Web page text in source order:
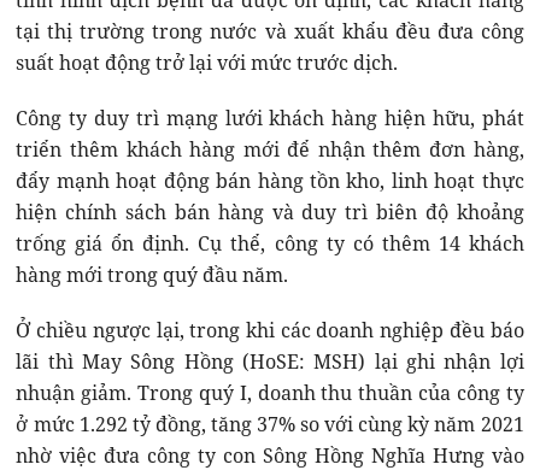
tại thị trường trong nước và xuất khẩu đều đưa công
suất hoạt động trở lại với mức trước dịch.
Công ty duy trì mạng lưới khách hàng hiện hữu, phát
triển thêm khách hàng mới để nhận thêm đơn hàng,
đẩy mạnh hoạt động bán hàng tồn kho, linh hoạt thực
hiện chính sách bán hàng và duy trì biên độ khoảng
trống giá ổn định. Cụ thể, công ty có thêm 14 khách
hàng mới trong quý đầu năm.
Ở chiều ngược lại, trong khi các doanh nghiệp đều báo
lãi thì May Sông Hồng (HoSE: MSH) lại ghi nhận lợi
nhuận giảm. Trong quý I, doanh thu thuần của công ty
ở mức 1.292 tỷ đồng, tăng 37% so với cùng kỳ năm 2021
nhờ việc đưa công ty con Sông Hồng Nghĩa Hưng vào